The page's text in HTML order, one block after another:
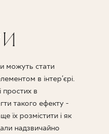
можуть стати
в інтер'єрі.
простих в
такого ефекту -
їх розмістити і як
надзвичайно